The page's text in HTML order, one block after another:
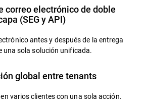
correo electrónico de doble
(SEG y API)
antes y después de la entrega
una sola solución unificada.
global entre tenants
varios clientes con una sola acción.